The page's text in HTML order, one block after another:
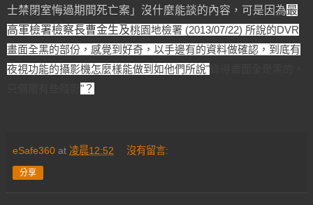
士禁閉室悔過期間死亡案」沒什麼能談的內容，可是因為最
高軍檢署檢察長曹金生及桃園地檢署 (2013/07/22) 所說的DVR
畫面全黑的部份，感覺到好奇，以手邊有的資料做確認，到底有
夜視功能的攝影機怎麼樣能做到如他們所說"
"？
eSafe360 at 凌晨12:52 沒有留言:
分享